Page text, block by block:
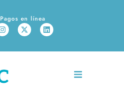
Pagos en línea